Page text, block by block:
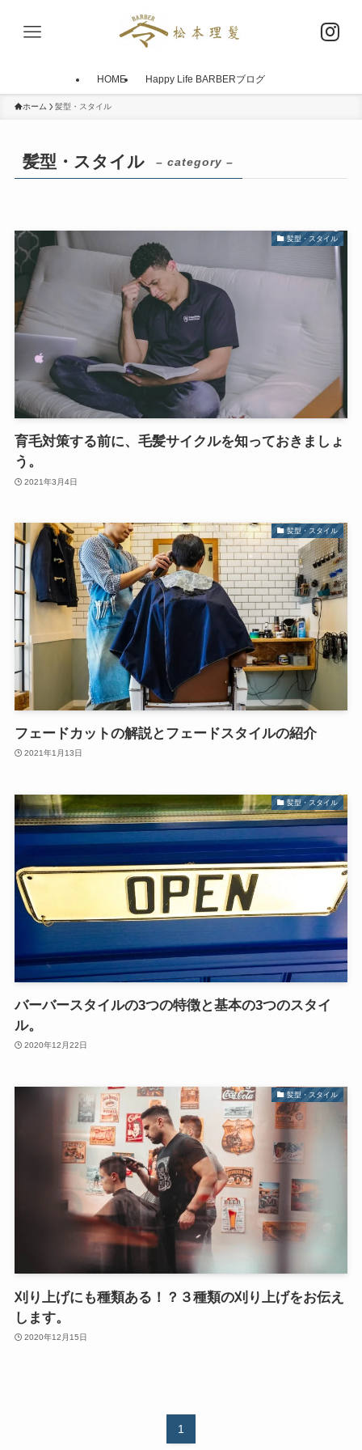
HOME Happy Life BARBERブログ
ホーム 髪型・スタイル
髪型・スタイル – category –
髪型・スタイル
育毛対策する前に、毛髪サイクルを知っておきましょ
う。
2021年3月4日
髪型・スタイル
フェードカットの解説とフェードスタイルの紹介
2021年1月13日
髪型・スタイル
バーバースタイルの3つの特徴と基本の3つのスタイ
ル。
2020年12月22日
髪型・スタイル
刈り上げにも種類ある！？３種類の刈り上げをお伝え
します。
2020年12月15日
1